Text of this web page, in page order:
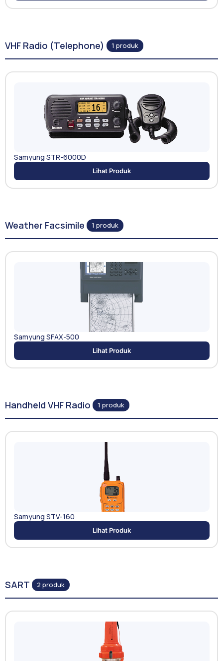
VHF Radio (Telephone) 1 produk
Samyung STR-6000D
Lihat Produk
Weather Facsimile 1 produk
Samyung SFAX-500
Lihat Produk
Handheld VHF Radio 1 produk
Samyung STV-160
Lihat Produk
SART 2 produk